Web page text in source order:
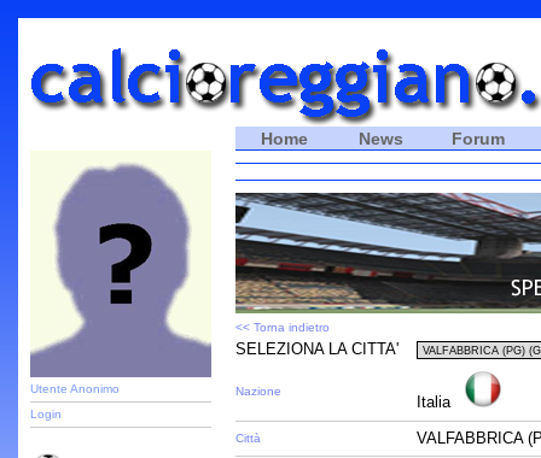
Utente Anonimo
Login
Home News Forum
<< Torna indietro
SELEZIONA LA CITTA'
Nazione
Italia
Città VALFABBRICA